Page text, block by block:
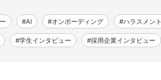
#AI #オンボーディング #ハラスメント
#学生インタビュー #採用企業インタビュー